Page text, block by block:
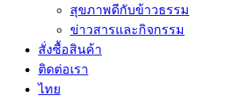
สุขภาพดีกับข้าวธรรม
ข่าวสารและกิจกรรม
สั่งซื้อสินค้า
ติดต่อเรา
ไทย